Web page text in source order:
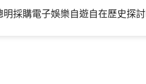
明採購電子娛樂自遊自在歷史探討